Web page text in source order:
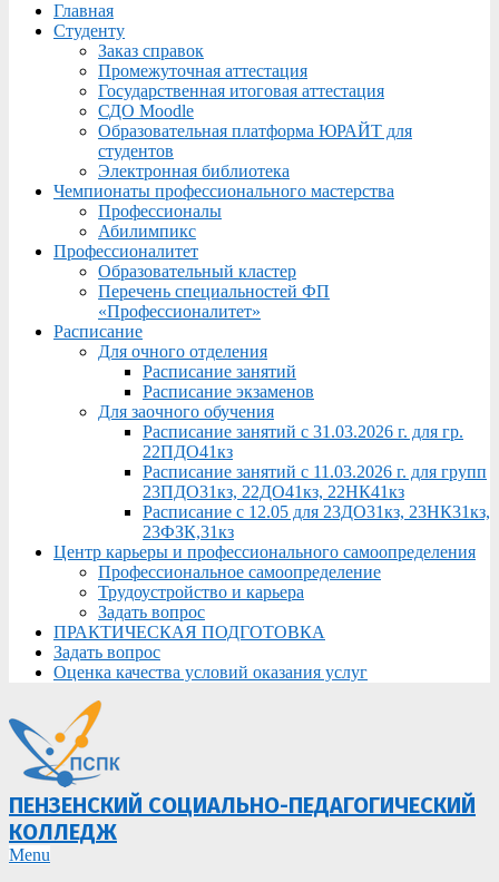
Menu
Главная
Студенту
Заказ справок
Промежуточная аттестация
Государственная итоговая аттестация
СДО Moodle
Образовательная платформа ЮРАЙТ для
студентов
Электронная библиотека
Чемпионаты профессионального мастерства
Профессионалы
Абилимпикс
Профессионалитет
Образовательный кластер
Перечень специальностей ФП
«Профессионалитет»
Расписание
Для очного отделения
Расписание занятий
Расписание экзаменов
Для заочного обучения
Расписание занятий с 31.03.2026 г. для гр.
22ПДО41кз
Расписание занятий с 11.03.2026 г. для групп
23ПДО31кз, 22ДО41кз, 22НК41кз
Расписание с 12.05 для 23ДО31кз, 23НК31кз,
23ФЗК,31кз
Центр карьеры и профессионального самоопределения
Профессиональное самоопределение
Трудоустройство и карьера
Задать вопрос
ПРАКТИЧЕСКАЯ ПОДГОТОВКА
Задать вопрос
Оценка качества условий оказания услуг
ПЕНЗЕНСКИЙ СОЦИАЛЬНО-ПЕДАГОГИЧЕСКИЙ
КОЛЛЕДЖ
Primary
Menu